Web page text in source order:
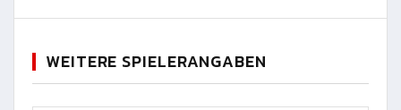
WEITERE SPIELERANGABEN